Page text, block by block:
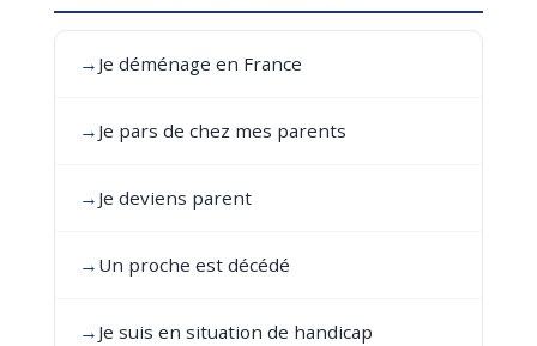
→ Je déménage en France
→ Je pars de chez mes parents
→ Je deviens parent
→ Un proche est décédé
→ Je suis en situation de handicap